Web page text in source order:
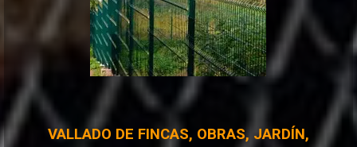
VALLADO DE FINCAS, OBRAS, JARDÍN,